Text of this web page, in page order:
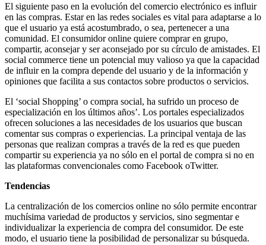
El siguiente paso en la evolución del comercio electrónico es influir
en las compras. Estar en las redes sociales es vital para adaptarse a lo
que el usuario ya está acostumbrado, o sea, pertenecer a una
comunidad. El consumidor online quiere comprar en grupo,
compartir, aconsejar y ser aconsejado por su círculo de amistades. El
social commerce tiene un potencial muy valioso ya que la capacidad
de influir en la compra depende del usuario y de la información y
opiniones que facilita a sus contactos sobre productos o servicios.
El ‘social Shopping’ o compra social, ha sufrido un proceso de
especialización en los últimos años’. Los portales especializados
ofrecen soluciones a las necesidades de los usuarios que buscan
comentar sus compras o experiencias. La principal ventaja de las
personas que realizan compras a través de la red es que pueden
compartir su experiencia ya no sólo en el portal de compra si no en
las plataformas convencionales como Facebook oTwitter.
Tendencias
La centralización de los comercios online no sólo permite encontrar
muchísima variedad de productos y servicios, sino segmentar e
individualizar la experiencia de compra del consumidor. De este
modo, el usuario tiene la posibilidad de personalizar su búsqueda.